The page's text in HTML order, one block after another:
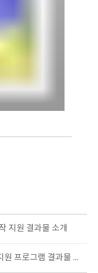
지원 결과물 소개
2024 [라이징스타콘] 뮤지션 지원 프로그램 결과물 소개